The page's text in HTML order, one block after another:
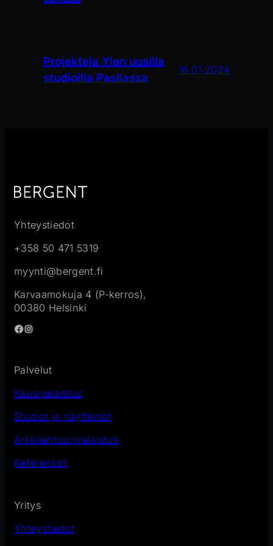
Projekteja Ylen uusilla
studioilla Pasilassa
16.01.2024
Yhteystiedot
+358 50 471 5319
myynti@bergent.fi
Karvaamokuja 4 (P-kerros),
00380 Helsinki
Facebook
Instagram
Palvelut
Kausivalaistus
Studiot ja näyttämöt
Arkkitehtuurivalaistus
Referenssit
Yritys
Yhteystiedot